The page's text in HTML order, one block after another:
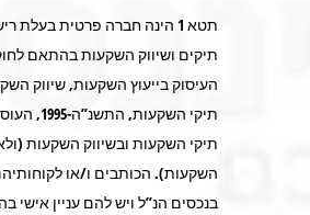
תטא 1 הינה חברה פרטית בעלת
תיקים ושיווק השקעות בהתאם
העיסוק בייעוץ השקעות, שיווק
תיקי השקעות,
תיקי השקעות ובשיווק השקעות
השקעות). הכותבים ו/או
בנכסים הנ”ל ויש להם עניין אישי